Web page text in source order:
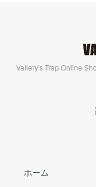
Vallery's Trap Online
ホーム